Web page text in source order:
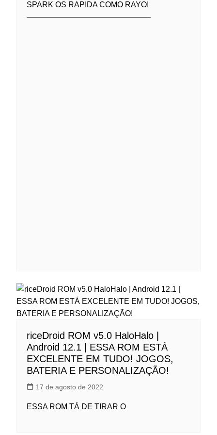
SPARK OS RAPIDA COMO RAYO!
————————————————
riceDroid ROM v5.0 HaloHalo |
Android 12.1 | ESSA ROM ESTÁ
EXCELENTE EM TUDO! JOGOS,
BATERIA E PERSONALIZAÇÃO!
17 de agosto de 2022
ESSA ROM TÁ DE TIRAR O